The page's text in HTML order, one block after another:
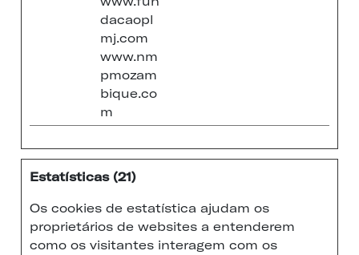
dacaopl
mj.com
www.nm
pmozam
bique.co
m
Estatísticas (21)
Os cookies de estatística ajudam os
proprietários de websites a entenderem
como os visitantes interagem com os